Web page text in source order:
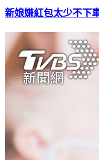
新娘嫌紅包太少不下